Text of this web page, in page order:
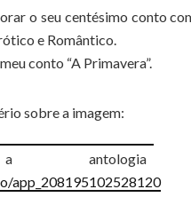
o seu centésimo conto
e Romântico.
conto “A Primavera”.
sobre a imagem:
a
app_208195102528120